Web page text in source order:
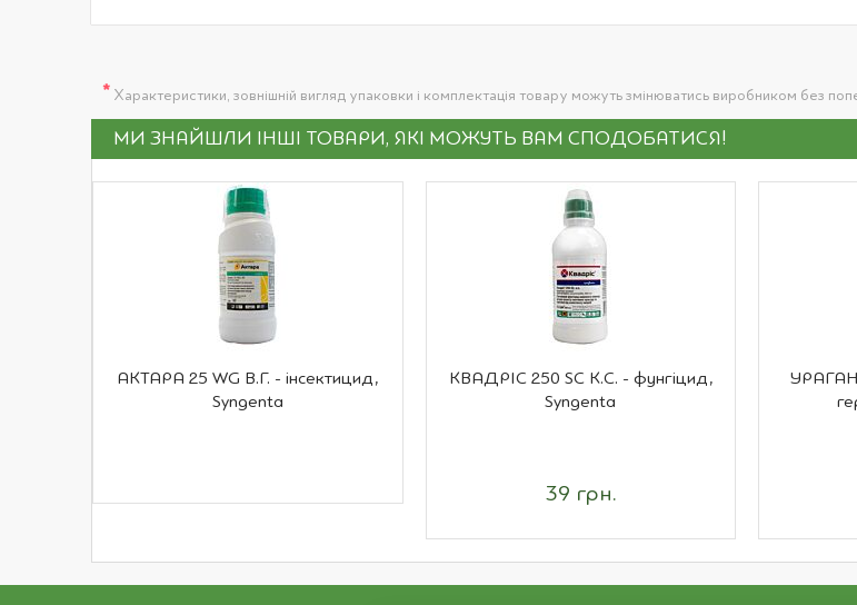
* Характеристики, зовнішній вигляд упаковки і комплектація товару можуть змінюватись виробником без
МИ ЗНАЙШЛИ ІНШІ ТОВАРИ, ЯКІ МОЖУТЬ ВАМ СПОДОБАТИСЯ!
АКТАРА 25 WG В.Г. - інсектицид,
Syngenta
КВАДРІС 250 SC К.С. - фунгіцид,
Syngenta
39 грн.
УРАГАН